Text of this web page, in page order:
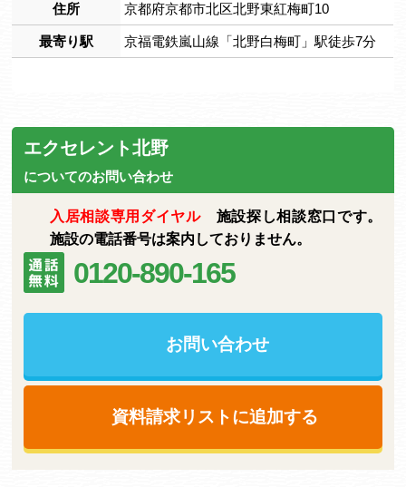
住所 京都府京都市北区北野東紅梅町10
最寄り駅 京福電鉄嵐山線「北野白梅町」駅徒歩7分
エクセレント北野
についてのお問い合わせ
入居相談専用ダイヤル施設探し相談窓口です。
施設の電話番号は案内しておりません。
0120-890-165
お問い合わせ
資料請求リストに追加する